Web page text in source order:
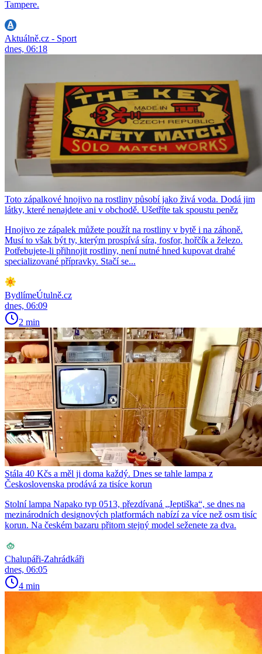
Tampere.
Aktuálně.cz - Sport
dnes, 06:18
Toto zápalkové hnojivo na rostliny působí jako živá voda. Dodá jim
látky, které nenajdete ani v obchodě. Ušetříte tak spoustu peněz
Hnojivo ze zápalek můžete použít na rostliny v bytě i na záhoně.
Musí to však být ty, kterým prospívá síra, fosfor, hořčík a železo.
Potřebujete-li přihnojit rostliny, není nutné hned kupovat drahé
specializované přípravky. Stačí se...
BydlímeÚtulně.cz
dnes, 06:09
2 min
Stála 40 Kčs a měl ji doma každý. Dnes se tahle lampa z
Československa prodává za tisíce korun
Stolní lampa Napako typ 0513, přezdívaná „Jeptiška“, se dnes na
mezinárodních designových platformách nabízí za více než osm tisíc
korun. Na českém bazaru přitom stejný model seženete za dva.
Chalupáři-Zahrádkáři
dnes, 06:05
4 min